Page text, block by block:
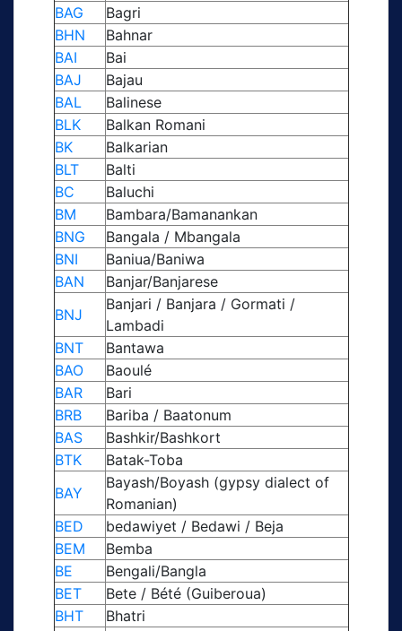
BAG
Bagri
BHN
Bahnar
BAI
Bai
BAJ
Bajau
BAL
Balinese
BLK
Balkan Romani
BK
Balkarian
BLT
Balti
BC
Baluchi
BM
Bambara/Bamanankan
BNG
Bangala / Mbangala
BNI
Baniua/Baniwa
BAN
Banjar/Banjarese
BNJ
Banjari / Banjara / Gormati /
Lambadi
BNT
Bantawa
BAO
Baoulé
BAR
Bari
BRB
Bariba / Baatonum
BAS
Bashkir/Bashkort
BTK
Batak-Toba
BAY
Bayash/Boyash (gypsy dialect of
Romanian)
BED
bedawiyet / Bedawi / Beja
BEM
Bemba
BE
Bengali/Bangla
BET
Bete / Bété (Guiberoua)
BHT
Bhatri